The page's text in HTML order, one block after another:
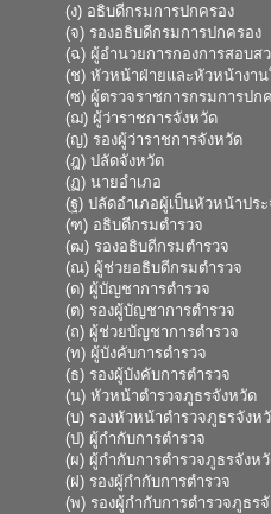
(ง) อธิบดีกรมการปกครอง
(จ) รองอธิบดีกรมการปกครอง
(ฉ) ผู้อำนวยการกองการสอบ
(ช) หัวหน้าฝ่ายและหัวหน้างา
(ซ) ผู้ตรวจราชการกรมการปก
(ฌ) ผู้ว่าราชการจังหวัด
(ญ) รองผู้ว่าราชการจังหวัด
(ฎ) ปลัดจังหวัด
(ฏ) นายอำเภอ
(ฐ) ปลัดอำเภอผู้เป็นหัวหน้าประ
(ฑ) อธิบดีกรมตำรวจ
(ฒ) รองอธิบดีกรมตำรวจ
(ณ) ผู้ช่วยอธิบดีกรมตำรวจ
(ด) ผู้บัญชาการตำรวจ
(ต) รองผู้บัญชาการตำรวจ
(ถ) ผู้ช่วยบัญชาการตำรวจ
(ท) ผู้บังคับการตำรวจ
(ธ) รองผู้บังคับการตำรวจ
(น) หัวหน้าตำรวจภูธรจังหวัด
(บ) รองหัวหน้าตำรวจภูธรจังห
(ป) ผู้กำกับการตำรวจ
(ผ) ผู้กำกับการตำรวจภูธรจังห
(ฝ) รองผู้กำกับการตำรวจ
(พ) รองผู้กำกับการตำรวจภูธร